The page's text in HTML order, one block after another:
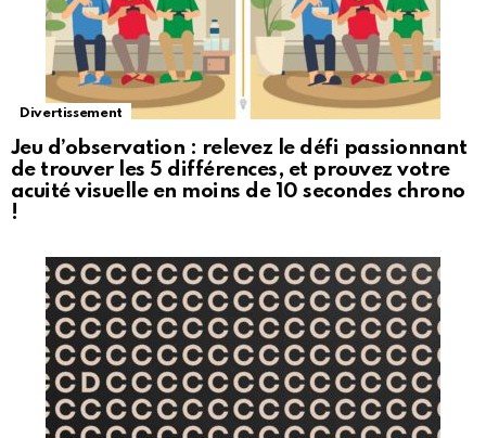
Divertissement
Jeu d’observation : relevez le défi passionnant
de trouver les 5 différences, et prouvez votre
acuité visuelle en moins de 10 secondes chrono
!